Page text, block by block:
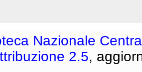
Nazionale
2.5,